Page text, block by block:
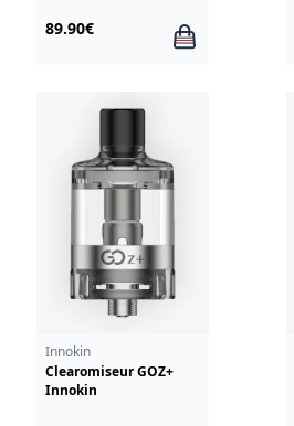
89.90€
Innokin
Clearomiseur GOZ+
Innokin